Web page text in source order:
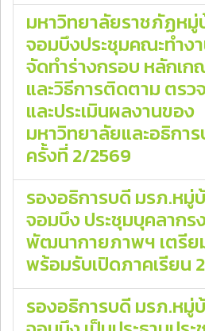
มหาวิทยาลัยราชภัฏหมู่
จอมบึงประชุมคณะทำง
จัดทำร่างกรอบ หลักเ
และวิธีการติดตาม ตรว
และประเมินผลงานของ
มหาวิทยาลัยและอธิกา
ครั้งที่ 2/2569
รองอธิการบดี มรภ.หมู่
จอมบึง ประชุมบุคลากร
พัฒนากายภาพฯ เตรีย
พร้อมรับเปิดภาคเรียน
รองอธิการบดี มรภ.หมู่